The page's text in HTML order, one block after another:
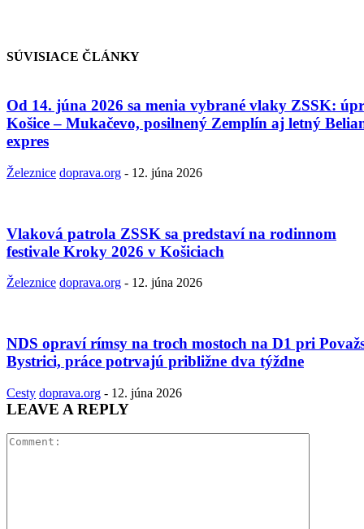
SÚVISIACE ČLÁNKY
Od 14. júna 2026 sa menia vybrané vlaky ZSSK:
Košice – Mukačevo, posilnený Zemplín aj letný
expres
Železnice doprava.org - 12. júna 2026
Vlaková patrola ZSSK sa predstaví na rodinnom
festivale Kroky 2026 v Košiciach
Železnice doprava.org - 12. júna 2026
NDS opraví rímsy na troch mostoch na D1 pri
Bystrici, práce potrvajú približne dva týždne
Cesty doprava.org - 12. júna 2026
LEAVE A REPLY